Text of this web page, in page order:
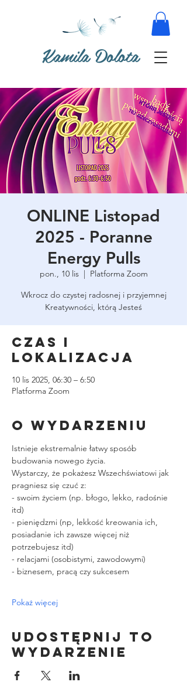
Kamila Dolota
ONLINE Listopad
2025 - Poranne
Energy Pulls
pon., 10 lis
  |
Platforma Zoom
Wkrocz do czystej radosnej i przyjemnej
Kreatywności, którą Jesteś
Czas i
lokalizacja
10 lis 2025, 06:30 – 6:50
Platforma Zoom
O wydarzeniu
Istnieje ekstremalnie łatwy sposób
budowania nowego życia.
Wystarczy, że pokażesz Wszechświatowi jak
pragniesz się czuć z:
- swoim życiem (np. błogo, lekko, radośnie
itd)
- pieniędzmi (np, lekkość kreowania ich,
posiadanie ich zawsze więcej niż
potrzebujesz itd)
- relacjami (osobistymi, zawodowymi)
- biznesem, pracą czy sukcesem
Pokaż więcej
Udostępnij to
wydarzenie